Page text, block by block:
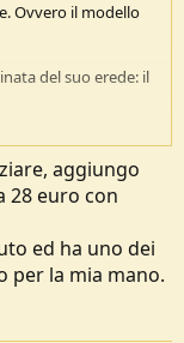
Ovvero il modello
del suo erede: il
puoi infilare
che non si allenta
corpetto
a 30 eu con una
aggiungo
28 euro con
ed ha uno dei
per la mia mano.